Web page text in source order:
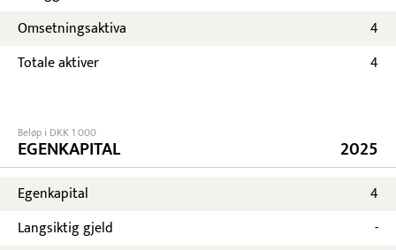
Omsetningsaktiva
4
Totale aktiver
4
Beløp i DKK 1 000
EGENKAPITAL 2025
Egenkapital
4
Langsiktig gjeld
-